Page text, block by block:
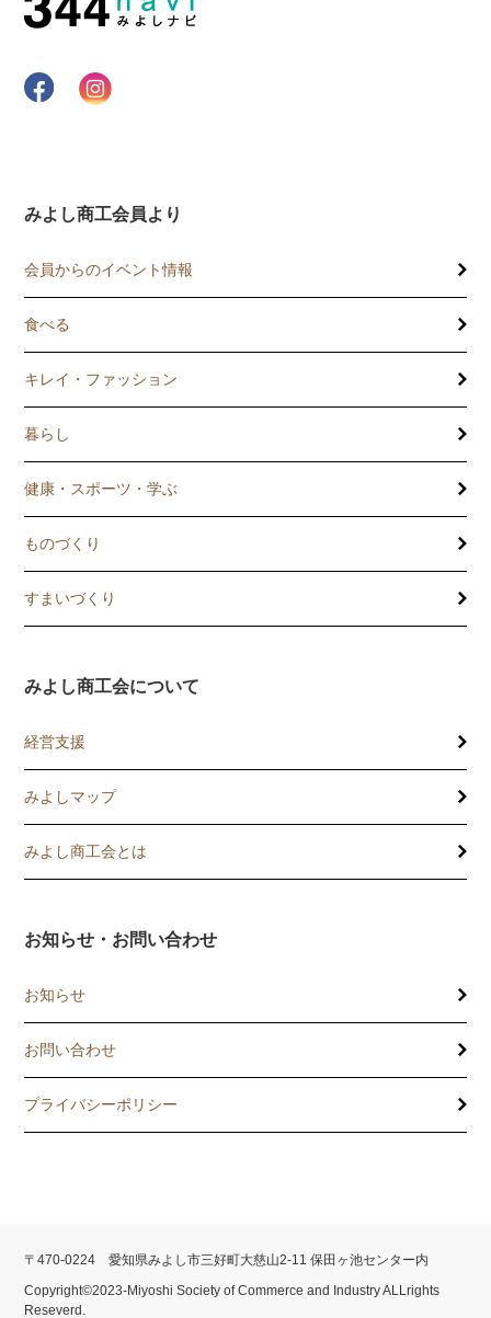
みよし商工会員より
会員からのイベント情報
食べる
キレイ・ファッション
暮らし
健康・スポーツ・学ぶ
ものづくり
すまいづくり
みよし商工会について
経営支援
講習会
記帳相談指導
みよしマップ
みよし商工会とは
お知らせ・お問い合わせ
お知らせ
お問い合わせ
プライバシーポリシー
〒470-0224 愛知県みよし市三好町大慈山2-11 保田ヶ池センター内
Copyright©2023-Miyoshi Society of Commerce and Industry ALLrights
Reseverd.